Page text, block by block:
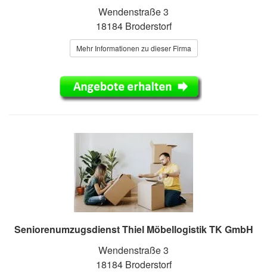
Wendenstraße 3
18184 Broderstorf
Mehr Informationen zu dieser Firma
Seniorenumzugsdienst Thiel Möbellogistik TK GmbH
Wendenstraße 3
18184 Broderstorf